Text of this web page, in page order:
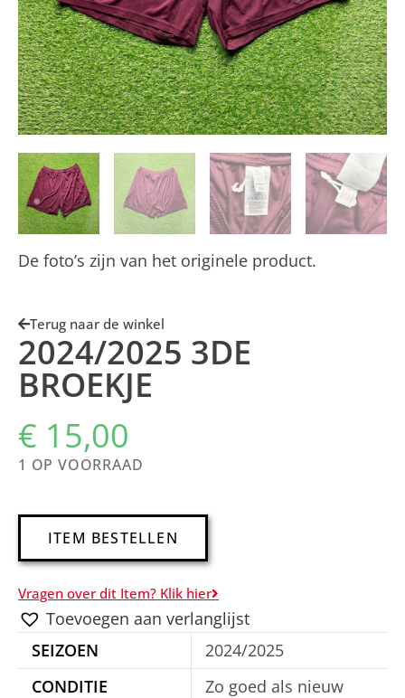
De foto’s zijn van het originele product.
Terug naar de winkel
2024/2025 3DE
BROEKJE
€ 15,00
1 OP VOORRAAD
ITEM BESTELLEN
e
r
n
a
Vragen over dit Item? Klik hier
Toevoegen aan verlanglijst
SEIZOEN
2024/2025
CONDITIE
Zo goed als nieuw